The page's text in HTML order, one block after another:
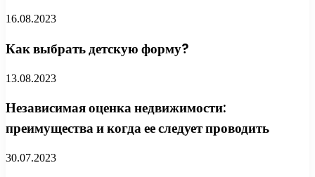
16.08.2023
Как выбрать детскую форму?
13.08.2023
Независимая оценка недвижимости:
преимущества и когда ее следует проводить
30.07.2023